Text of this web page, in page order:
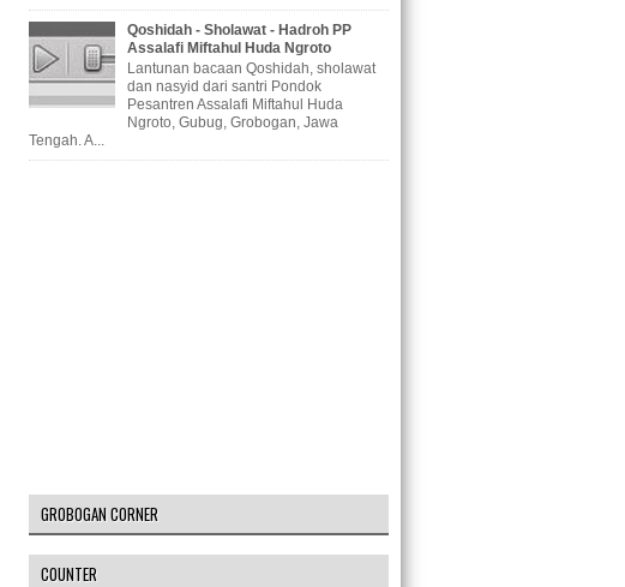
Qoshidah - Sholawat - Hadroh PP
Assalafi Miftahul Huda Ngroto
Lantunan bacaan Qoshidah, sholawat
dan nasyid dari santri Pondok
Pesantren Assalafi Miftahul Huda
Ngroto, Gubug, Grobogan, Jawa
Tengah. A...
GROBOGAN CORNER
COUNTER